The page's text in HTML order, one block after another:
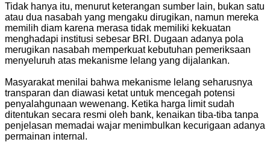
Tidak hanya itu, menurut keterangan sumber lain, bukan satu
atau dua nasabah yang mengaku dirugikan, namun mereka
memilih diam karena merasa tidak memiliki kekuatan
menghadapi institusi sebesar BRI. Dugaan adanya pola
merugikan nasabah memperkuat kebutuhan pemeriksaan
menyeluruh atas mekanisme lelang yang dijalankan.
Masyarakat menilai bahwa mekanisme lelang seharusnya
transparan dan diawasi ketat untuk mencegah potensi
penyalahgunaan wewenang. Ketika harga limit sudah
ditentukan secara resmi oleh bank, kenaikan tiba-tiba tanpa
penjelasan memadai wajar menimbulkan kecurigaan adanya
permainan internal.